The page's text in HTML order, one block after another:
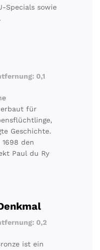
Specials sowie
0,1
erbaut für
Geschichte.
den
Paul du Ry
0,2
ist ein